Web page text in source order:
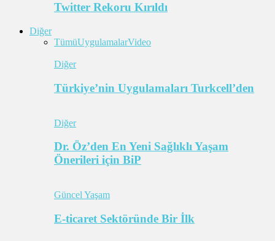
Twitter Rekoru Kırıldı
Diğer
TümüUygulamalarVideo
Diğer
Türkiye’nin Uygulamaları Turkcell’den
Diğer
Dr. Öz’den En Yeni Sağlıklı Yaşam
Önerileri için BiP
Güncel Yaşam
E-ticaret Sektöründe Bir İlk